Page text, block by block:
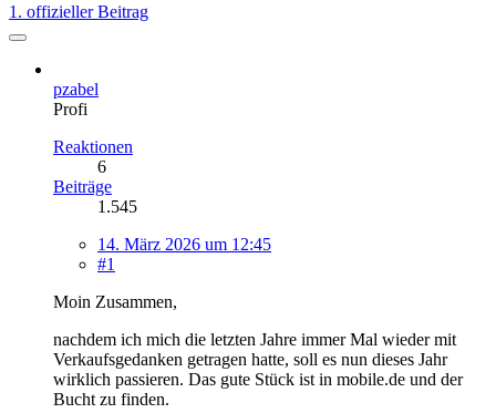
1. offizieller Beitrag
pzabel
Profi
Reaktionen
6
Beiträge
1.545
14. März 2026 um 12:45
#1
Moin Zusammen,
nachdem ich mich die letzten Jahre immer Mal wieder mit
Verkaufsgedanken getragen hatte, soll es nun dieses Jahr
wirklich passieren. Das gute Stück ist in mobile.de und der
Bucht zu finden.